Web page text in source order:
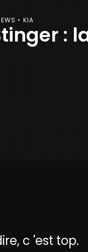
• KIA
:
c 'est top.